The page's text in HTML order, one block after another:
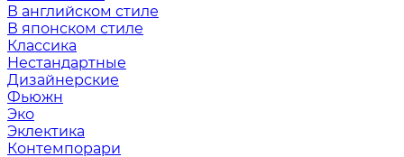
В английском стиле
В японском стиле
Классика
Нестандартные
Дизайнерские
Фьюжн
Эко
Эклектика
Контемпорари